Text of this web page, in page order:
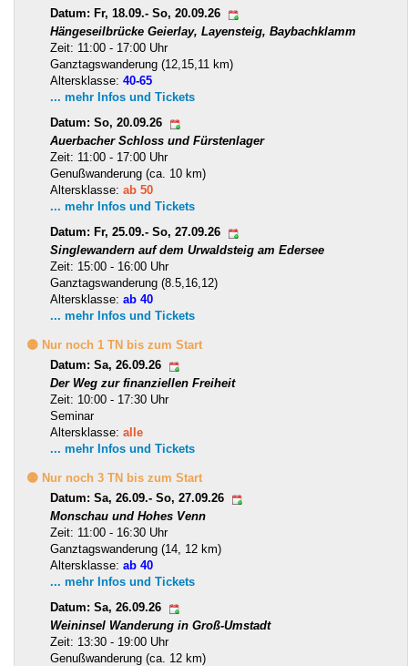
Datum: Fr, 18.09.- So, 20.09.26
Hängeseilbrücke Geierlay, Layensteig, Baybachklamm
Zeit: 11:00 - 17:00 Uhr
Ganztagswanderung (12,15,11 km)
Altersklasse: 40-65
... mehr Infos und Tickets
Datum: So, 20.09.26
Auerbacher Schloss und Fürstenlager
Zeit: 11:00 - 17:00 Uhr
Genußwanderung (ca. 10 km)
Altersklasse: ab 50
... mehr Infos und Tickets
Datum: Fr, 25.09.- So, 27.09.26
Singlewandern auf dem Urwaldsteig am Edersee
Zeit: 15:00 - 16:00 Uhr
Ganztagswanderung (8.5,16,12)
Altersklasse: ab 40
... mehr Infos und Tickets
🟡 Nur noch 1 TN bis zum Start
Datum: Sa, 26.09.26
Der Weg zur finanziellen Freiheit
Zeit: 10:00 - 17:30 Uhr
Seminar
Altersklasse: alle
... mehr Infos und Tickets
🟡 Nur noch 3 TN bis zum Start
Datum: Sa, 26.09.- So, 27.09.26
Monschau und Hohes Venn
Zeit: 11:00 - 16:30 Uhr
Ganztagswanderung (14, 12 km)
Altersklasse: ab 40
... mehr Infos und Tickets
Datum: Sa, 26.09.26
Weininsel Wanderung in Groß-Umstadt
Zeit: 13:30 - 19:00 Uhr
Genußwanderung (ca. 12 km)